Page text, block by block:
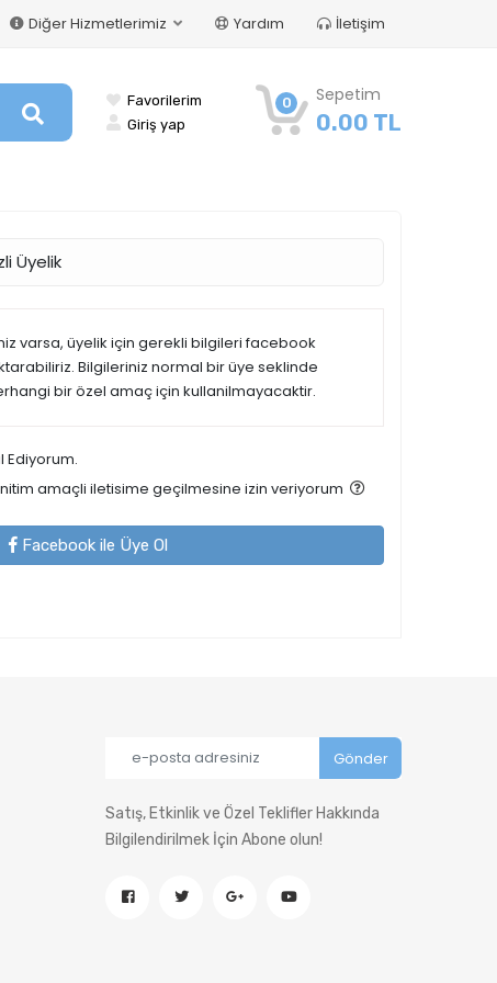
Diğer Hizmetlerimiz Yardım İletişim
0 Sepetim
0.00 TL
Favorilerim
Giriş yap
Üyelik
varsa, üyelik için gerekli bilgileri facebook
Bilgileriniz normal bir üye seklinde
bir özel amaç için kullanilmayacaktir.
Ediyorum.
amaçli iletisime geçilmesine izin veriyorum
Facebook ile Üye Ol
Satış, Etkinlik ve Özel Teklifler Hakkında
Bilgilendirilmek İçin Abone olun!